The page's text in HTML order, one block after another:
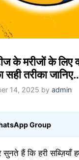
के मरीजों के
सही तरीका
14, 2025 by admin
Group
हैं कि हरी सब्ज़ियाँ